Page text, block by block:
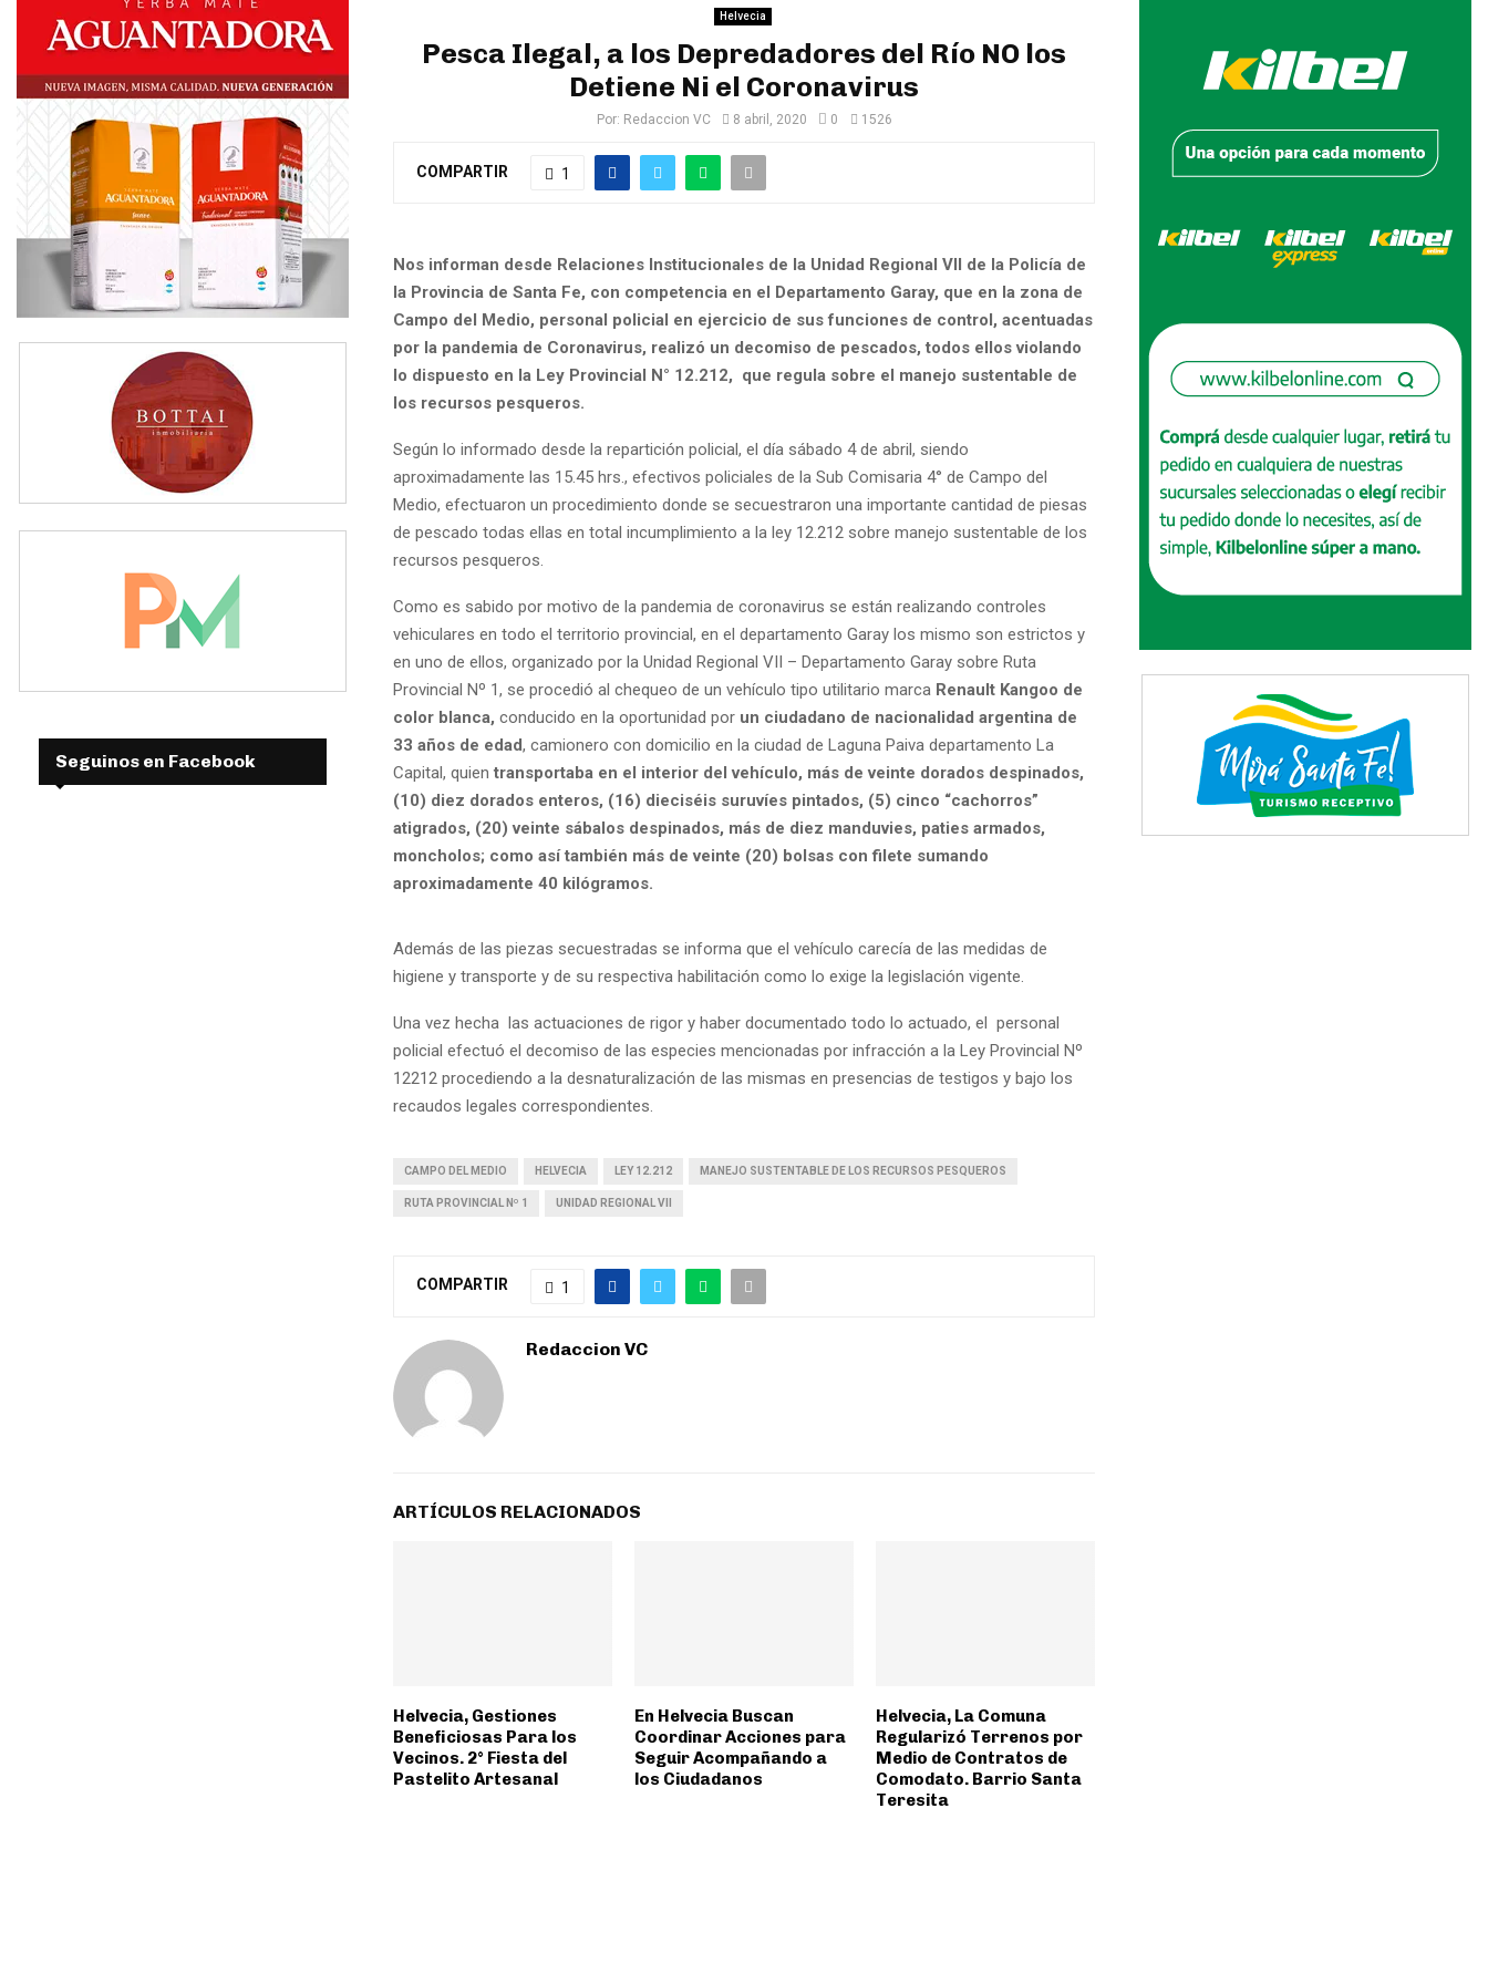
Helvecia
Pesca Ilegal, a los Depredadores del Río NO los
Detiene Ni el Coronavirus
Por: Redaccion VC 8 abril, 2020 0 1526
COMPARTIR 1
Nos informan desde Relaciones Institucionales de la Unidad Regional VII de la Policía de
la Provincia de Santa Fe, con competencia en el Departamento Garay, que en la zona de
Campo del Medio, personal policial en ejercicio de sus funciones de control, acentuadas
por la pandemia de Coronavirus, realizó un decomiso de pescados, todos ellos violando
lo dispuesto en la Ley Provincial N° 12.212, que regula sobre el manejo sustentable de
los recursos pesqueros.
Según lo informado desde la repartición policial, el día sábado 4 de abril, siendo
aproximadamente las 15.45 hrs., efectivos policiales de la Sub Comisaria 4° de Campo del
Medio, efectuaron un procedimiento donde se secuestraron una importante cantidad de piesas
de pescado todas ellas en total incumplimiento a la ley 12.212 sobre manejo sustentable de los
recursos pesqueros.
Como es sabido por motivo de la pandemia de coronavirus se están realizando controles
vehiculares en todo el territorio provincial, en el departamento Garay los mismo son estrictos y
en uno de ellos, organizado por la Unidad Regional VII – Departamento Garay sobre Ruta
Provincial Nº 1, se procedió al chequeo de un vehículo tipo utilitario marca Renault Kangoo de
color blanca, conducido en la oportunidad por un ciudadano de nacionalidad argentina de
33 años de edad, camionero con domicilio en la ciudad de Laguna Paiva departamento La
Capital, quien transportaba en el interior del vehículo, más de veinte dorados despinados,
(10) diez dorados enteros, (16) dieciséis suruvíes pintados, (5) cinco “cachorros”
atigrados, (20) veinte sábalos despinados, más de diez manduvies, paties armados,
moncholos; como así también más de veinte (20) bolsas con filete sumando
aproximadamente 40 kilógramos.
Además de las piezas secuestradas se informa que el vehículo carecía de las medidas de
higiene y transporte y de su respectiva habilitación como lo exige la legislación vigente.
Una vez hecha las actuaciones de rigor y haber documentado todo lo actuado, el personal
policial efectuó el decomiso de las especies mencionadas por infracción a la Ley Provincial Nº
12212 procediendo a la desnaturalización de las mismas en presencias de testigos y bajo los
recaudos legales correspondientes.
CAMPO DEL MEDIO HELVECIA LEY 12.212 MANEJO SUSTENTABLE DE LOS RECURSOS PESQUEROS
RUTA PROVINCIAL Nº 1 UNIDAD REGIONAL VII
COMPARTIR 1
Redaccion VC
ARTÍCULOS RELACIONADOS
Helvecia, Gestiones
Beneficiosas Para los
Vecinos. 2° Fiesta del
Pastelito Artesanal
En Helvecia Buscan
Coordinar Acciones para
Seguir Acompañando a
los Ciudadanos
Helvecia, La Comuna
Regularizó Terrenos por
Medio de Contratos de
Comodato. Barrio Santa
Teresita
Seguinos en Facebook